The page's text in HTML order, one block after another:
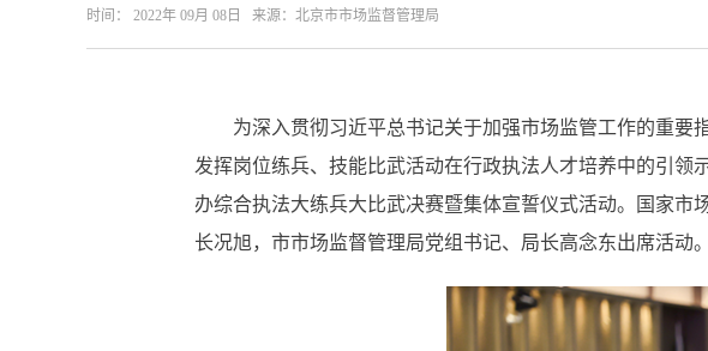
时间： 2022年 09月 08日 来源： ​北京市市场监督管理局
为深入贯彻习近平总书记关于加强市场监管工作的重
发挥岗位练兵、技能比武活动在行政执法人才培养中的引领
办综合执法大练兵大比武决赛暨集体宣誓仪式活动。国家
长况旭，市市场监督管理局党组书记、局长高念东出席活动。